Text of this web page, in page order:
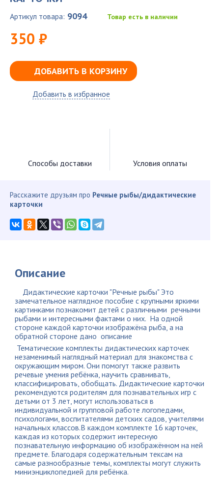
Артикул товара: 9094 Товар есть в наличии
350 ₽
ДОБАВИТЬ В КОРЗИНУ
Добавить в избранное
Способы доставки Условия оплаты
Расскажите друзьям про Речные рыбы/дидактические
карточки
Описание
Дидактические карточки "Речные рыбы" Это
замечательное наглядное пособие с крупными яркими
картинками познакомит детей с различными речными
рыбами и интересными фактами о них. На одной
стороне каждой карточки изображёна рыба, а на
обратной стороне дано описание
Тематические комплекты дидактических карточек
незаменимый наглядный материал для знакомства с
окружающим миром. Они помогут также развить
речевые умения ребёнка, научить сравнивать,
классифицировать, обобщать. Дидактические карточки
рекомендуются родителям для познавательных игр с
детьми от 3 лет, могут использоваться в
индивидуальной и групповой работе логопедами,
психологами, воспитателями детских садов, учителями
начальных классов.В каждом комплекте 16 карточек,
каждая из которых содержит интересную
познавательную информацию об изображённом на ней
предмете. Благодаря содержательным тексам на
самые разнообразные темы, комплекты могут служить
миниэнциклопедией для ребёнка.